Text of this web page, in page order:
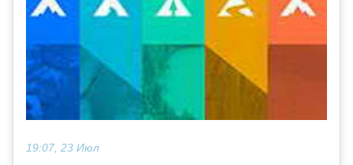
19:07, 23 Июл